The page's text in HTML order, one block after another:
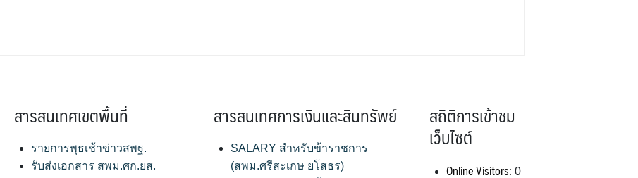
สารสนเทศเขตพื้นที่
รายการพุธเช้าข่าวสพฐ.
รับส่งเอกสาร สพม.ศก.ยส.
สารสนเทศการเงินและสินทรัพย์
SALARY สำหรับข้าราชการ
(สพม.ศรีสะเกษ ยโสธร)
สถิติการเข้าชม
เว็บไซต์
Online Visitors: 0